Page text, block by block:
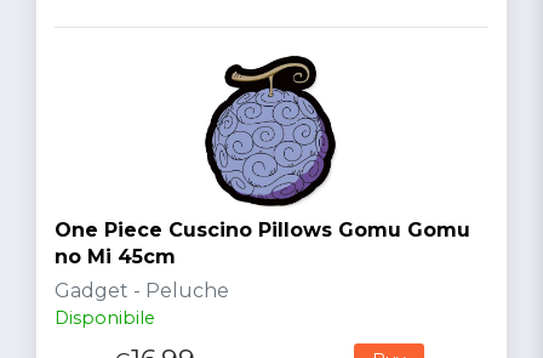
One Piece Cuscino Pillows Gomu Gomu
no Mi 45cm
Gadget - Peluche
Disponibile